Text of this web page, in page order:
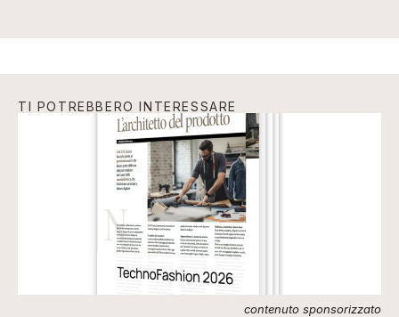
TI POTREBBERO INTERESSARE
contenuto sponsorizzato